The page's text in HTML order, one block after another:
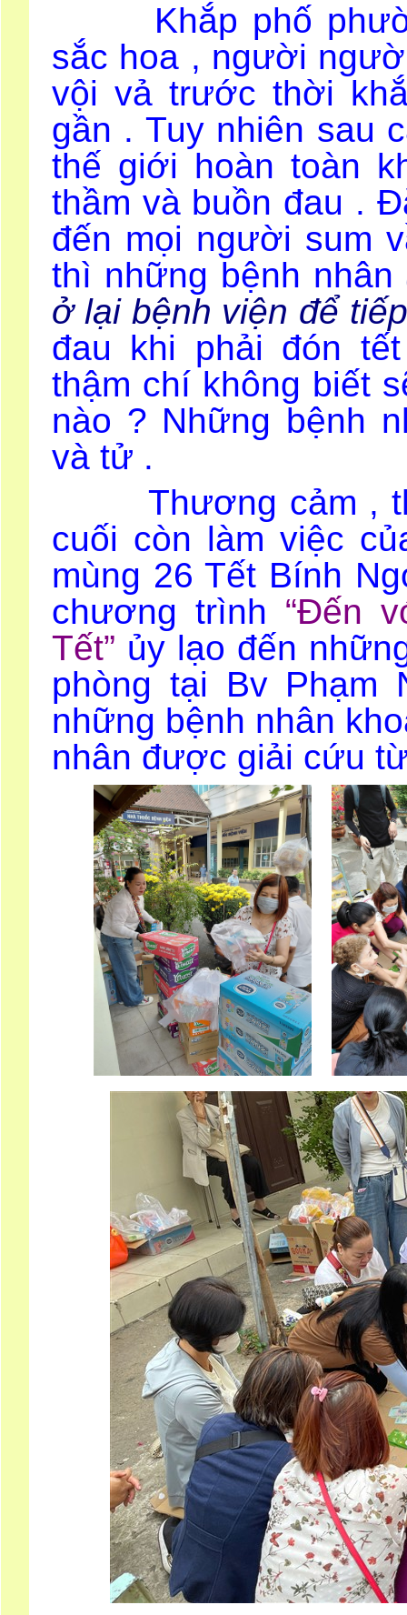
Khắp phố
sắc hoa , người
vội vả trước thời
gần . Tuy nhiên sau
thế giới hoàn toàn
thầm và buồn đau .
đến mọi người sum
thì những bệnh nhân
ở lại bệnh viện để
đau khi phải đón
thậm chí không biết
nào ? Những bệnh
và tử .
Thương cảm ,
cuối còn làm việc
mùng 26 Tết Bính
chương trình “Đến
Tết” ủy lạo đến
phòng tại Bv Phạm
những bệnh nhân
nhân được giải cứu